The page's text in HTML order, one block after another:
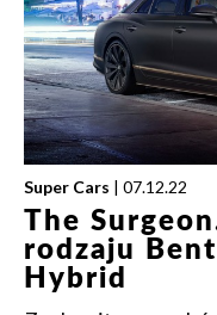
Super Cars | 07.12.22
The
rodzaju
Hybrid